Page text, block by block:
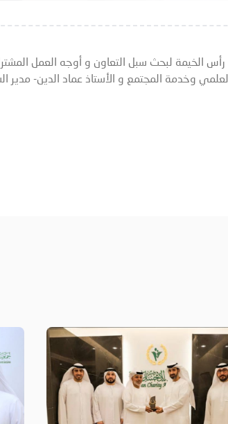
رأس الخيمة لبحث سبل التعاون و أوجه العمل
وخدمة المجتمع و الأستاذ عماد الدين- مدير